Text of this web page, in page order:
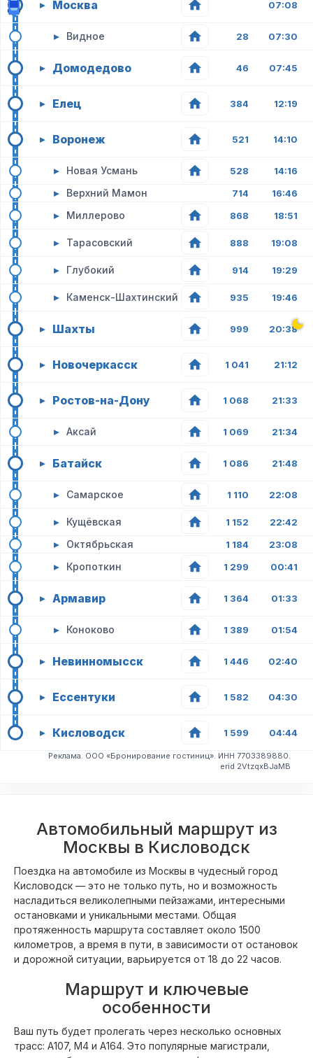
▸ Москва 07:08
▸ Видное 28 07:30
▸ Домодедово 46 07:45
▸ Елец 384 12:19
▸ Воронеж 521 14:10
▸ Новая Усмань 528 14:16
▸ Верхний Мамон 714 16:46
▸ Миллерово 868 18:51
▸ Тарасовский 888 19:08
▸ Глубокий 914 19:29
▸ Каменск-Шахтинский 935 19:46
▸ Шахты 999 20:38
▸ Новочеркасск 1 041 21:12
▸ Ростов-на-Дону 1 068 21:33
▸ Аксай 1 069 21:34
▸ Батайск 1 086 21:48
▸ Самарское 1 110 22:08
▸ Кущёвская 1 152 22:42
▸ Октябрьская 1 184 23:08
▸ Кропоткин 1 299 00:41
▸ Армавир 1 364 01:33
▸ Коноково 1 389 01:54
▸ Невинномысск 1 446 02:40
▸ Ессентуки 1 582 04:30
▸ Кисловодск 1 599 04:44
Реклама. ООО «Бронирование гостиниц». ИНН 7703389880.
erid 2VtzqxBJaMB
Автомобильный маршрут из
Москвы в Кисловодск
Поездка на автомобиле из Москвы в чудесный город
Кисловодск — это не только путь, но и возможность
насладиться великолепными пейзажами, интересными
остановками и уникальными местами. Общая
протяженность маршрута составляет около 1500
километров, а время в пути, в зависимости от остановок
и дорожной ситуации, варьируется от 18 до 22 часов.
Маршрут и ключевые
особенности
Ваш путь будет пролегать через несколько основных
трасс: A107, M4 и A164. Это популярные магистрали,